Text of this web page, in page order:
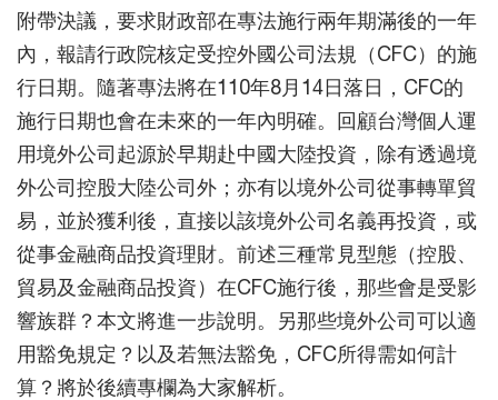
附帶決議，要求財政部在專法施行兩年期滿後的一年
內，報請行政院核定受控外國公司法規（CFC）的施
行日期。隨著專法將在110年8月14日落日，CFC的
施行日期也會在未來的一年內明確。回顧台灣個人運
用境外公司起源於早期赴中國大陸投資，除有透過境
外公司控股大陸公司外；亦有以境外公司從事轉單貿
易，並於獲利後，直接以該境外公司名義再投資，或
從事金融商品投資理財。前述三種常見型態（控股、
貿易及金融商品投資）在CFC施行後，那些會是受影
響族群？本文將進一步說明。另那些境外公司可以適
用豁免規定？以及若無法豁免，CFC所得需如何計
算？將於後續專欄為大家解析。